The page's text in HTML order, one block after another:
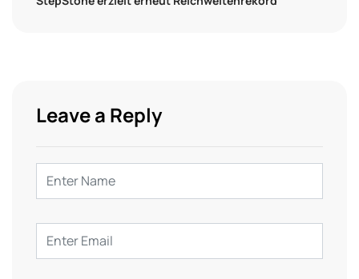
Leave a Reply